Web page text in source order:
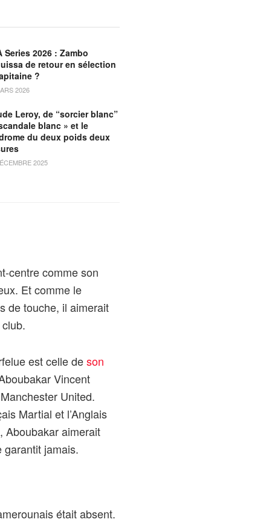
Series 2026 : Zambo
de retour en sélection
?
2026
Leroy, de “sorcier blanc”
blanc » et le
du deux poids deux
2025
centre comme son
Et comme le
de touche, il aimerait
est celle deson
Vincent
United.
Martial et l’Anglais
Aboubakar aimerait
garantit jamais.
était absent.